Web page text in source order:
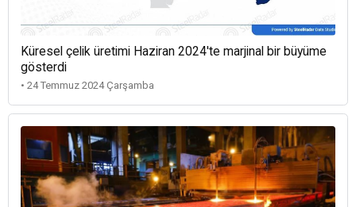
Küresel çelik üretimi Haziran 2024'te marjinal bir büyüme
gösterdi
• 24 Temmuz 2024 Çarşamba